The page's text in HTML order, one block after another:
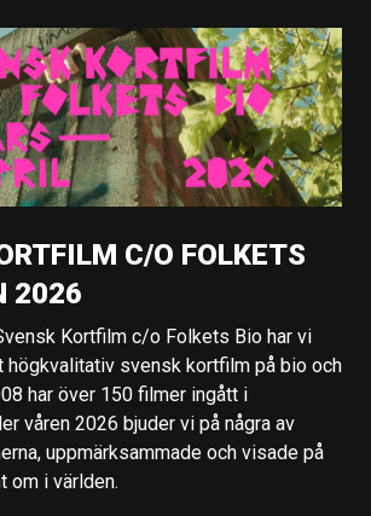
C/O FOLKETS
2026
Kortfilm c/o Folkets Bio har vi
högkvalitativ svensk kortfilm på bio och
har över 150 filmer ingått i
våren 2026 bjuder vi på några av
uppmärksammade och visade på
om i världen.